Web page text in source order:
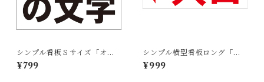
シンプル看板Ｓサイズ「オー
ダー物横型（黒字のみ）」屋
外可 ご希望の文字お入れしま
¥799
シンプル横型看板ロング「入
口 左矢印(赤)」【駐車場】屋
外可
¥999